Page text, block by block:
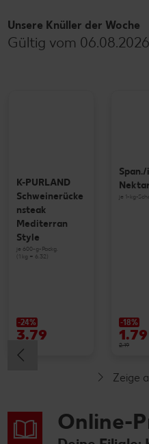
Unsere Knüller der Woche
Gültig vom
K-PURLAND
Schweinerücke
nsteak
Mediterran
Style
je 600-g-Packg.
(1 kg = 6.32)
-24%
3.79
je 1-kg-
-18%
1.79
2.19
Zeige
Online-